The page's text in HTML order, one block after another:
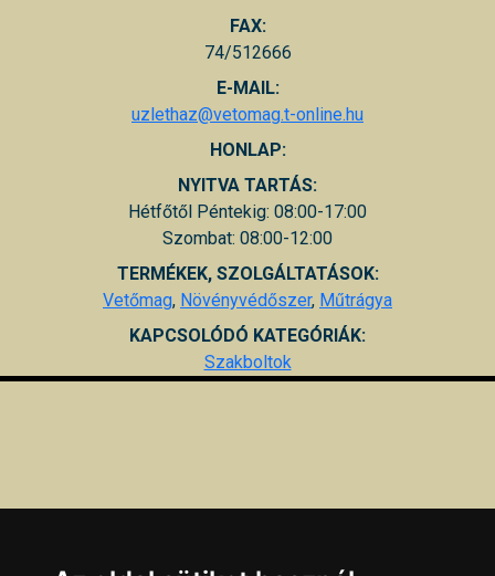
FAX:
74/512666
E-MAIL:
uzlethaz@vetomag.t-online.hu
HONLAP:
NYITVA TARTÁS:
Hétfőtől Péntekig: 08:00-17:00
Szombat: 08:00-12:00
TERMÉKEK, SZOLGÁLTATÁSOK:
Vetőmag, Növényvédőszer, Műtrágya
KAPCSOLÓDÓ KATEGÓRIÁK:
Szakboltok